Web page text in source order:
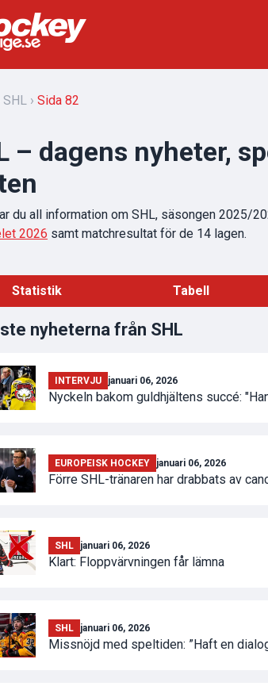
SHL Sida 82
– dagens nyheter,
du all information om SHL, säsongen 2025/
2026 samt matchresultat för de 14 lagen.
Statistik Tabell
nyheterna från SHL
INTERVJU januari 06, 2026
Nyckeln bakom guldhjältens succé:
EUROPEISK HOCKEY januari 06, 2026
Förre SHL-tränaren har drabbats av
SHL januari 06, 2026
Klart: Floppvärvningen får lämna
SHL januari 06, 2026
Missnöjd med speltiden: ”Haft en